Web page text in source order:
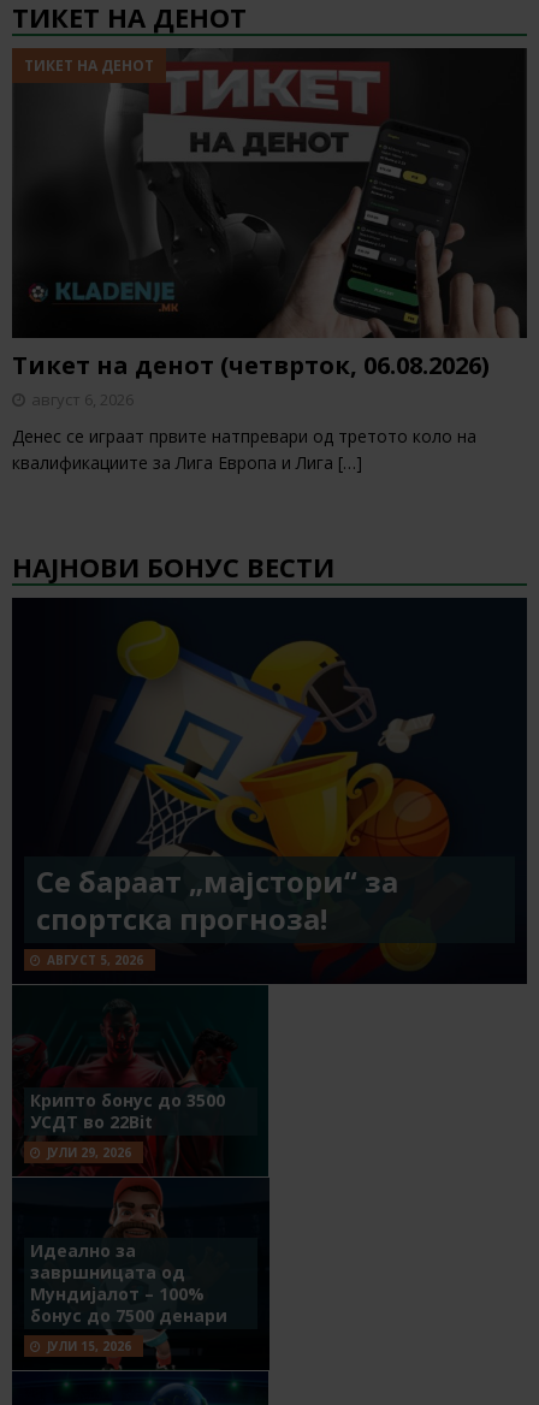
ТИКЕТ НА ДЕНОТ
ТИКЕТ НА ДЕНОТ
Тикет на денот (четврток, 06.08.2026)
август 6, 2026
Денес се играат првите натпревари од третото коло на
квалификациите за Лига Европа и Лига […]
НАЈНОВИ БОНУС ВЕСТИ
Се бараат „мајстори“ за
спортска прогноза!
АВГУСТ 5, 2026
Крипто бонус до 3500
УСДТ во 22Bit
ЈУЛИ 29, 2026
Идеално за
завршницата од
Мундијалот – 100%
бонус до 7500 денари
ЈУЛИ 15, 2026